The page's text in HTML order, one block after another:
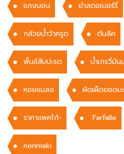
แกงบอน ยำสตอเบอร์รี่
กล้วยน้ำว้าครูด ต้นลีค
พั้นซ์สับปะรด น้ำเกรวี่มั
หอยแมลง ผัดเผ็ดยอดม
ราคาแพคโก้- Farfalle
norimaki